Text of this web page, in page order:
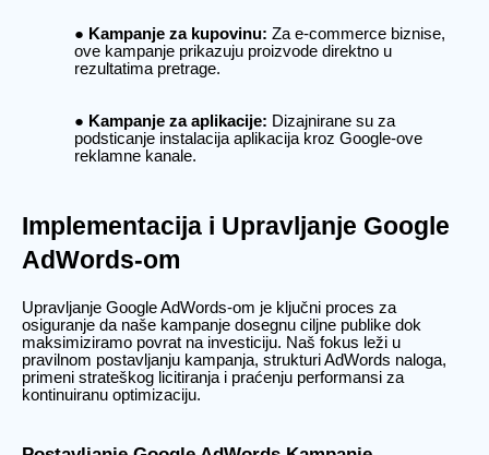
Kampanje za kupovinu: Za e-commerce biznise,
ove kampanje prikazuju proizvode direktno u
rezultatima pretrage.
Kampanje za aplikacije: Dizajnirane su za
podsticanje instalacija aplikacija kroz Google-ove
reklamne kanale.
Implementacija i Upravljanje Google
AdWords-om
Upravljanje Google AdWords-om je ključni proces za
osiguranje da naše kampanje dosegnu ciljne publike dok
maksimiziramo povrat na investiciju. Naš fokus leži u
pravilnom postavljanju kampanja, strukturi AdWords naloga,
primeni strateškog licitiranja i praćenju performansi za
kontinuiranu optimizaciju.